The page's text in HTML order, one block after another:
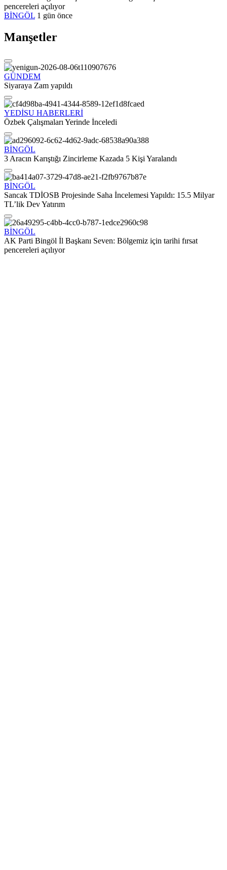
pencereleri açılıyor
BİNGÖL 1 gün önce
Manşetler
GÜNDEM
Siyaraya Zam yapıldı
YEDİSU HABERLERİ
Özbek Çalışmaları Yerinde İnceledi
BİNGÖL
3 Aracın Karıştığı Zincirleme Kazada 5 Kişi Yaralandı
BİNGÖL
Sancak TDİOSB Projesinde Saha İncelemesi Yapıldı: 15.5 Milyar
TL’lik Dev Yatırım
BİNGÖL
AK Parti Bingöl İl Başkanı Seven: Bölgemiz için tarihi fırsat
pencereleri açılıyor